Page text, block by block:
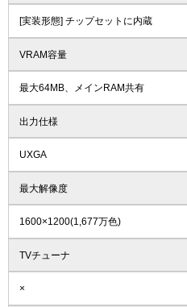
[実装形態] チップセットに内蔵
VRAM容量
最大64MB、メインRAM共有
出力仕様
UXGA
最大解像度
1600×1200(1,677万色)
TVチューナ
×